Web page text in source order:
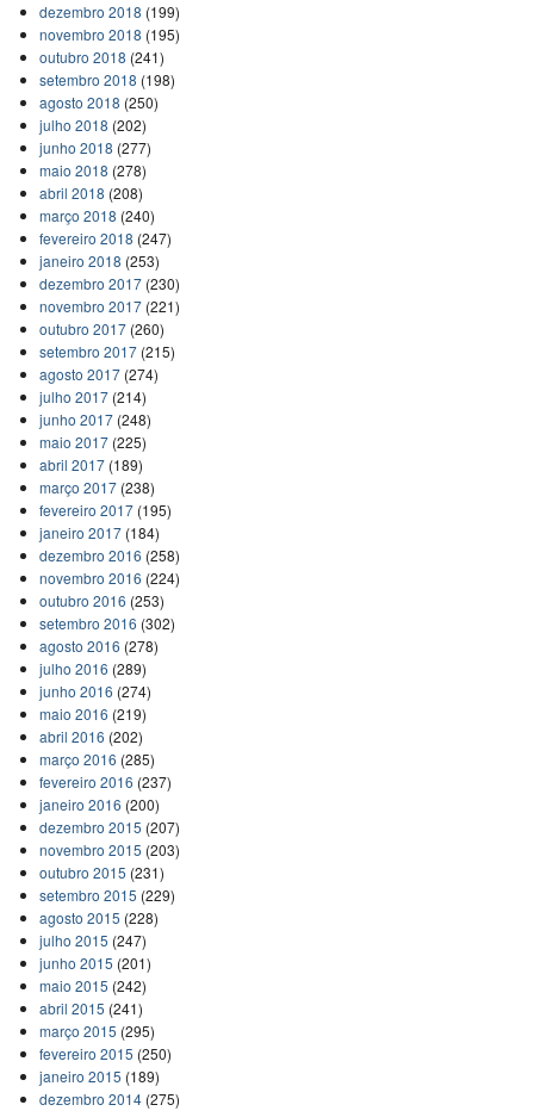
dezembro 2018 (199)
novembro 2018 (195)
outubro 2018 (241)
setembro 2018 (198)
agosto 2018 (250)
julho 2018 (202)
junho 2018 (277)
maio 2018 (278)
abril 2018 (208)
março 2018 (240)
fevereiro 2018 (247)
janeiro 2018 (253)
dezembro 2017(230)
novembro 2017(221)
outubro 2017(260)
setembro 2017(215)
agosto 2017(274)
julho 2017(214)
junho 2017(248)
maio 2017(225)
abril 2017(189)
março 2017(238)
fevereiro 2017(195)
janeiro 2017(184)
dezembro 2016 (258)
novembro 2016 (224)
outubro 2016 (253)
setembro 2016 (302)
agosto 2016 (278)
julho 2016 (289)
junho 2016 (274)
maio 2016 (219)
abril 2016 (202)
março 2016 (285)
fevereiro 2016 (237)
janeiro 2016 (200)
dezembro 2015 (207)
novembro 2015 (203)
outubro 2015 (231)
setembro 2015 (229)
agosto 2015 (228)
julho 2015 (247)
junho 2015 (201)
maio 2015 (242)
abril 2015 (241)
março 2015 (295)
fevereiro 2015 (250)
janeiro 2015 (189)
dezembro 2014(275)